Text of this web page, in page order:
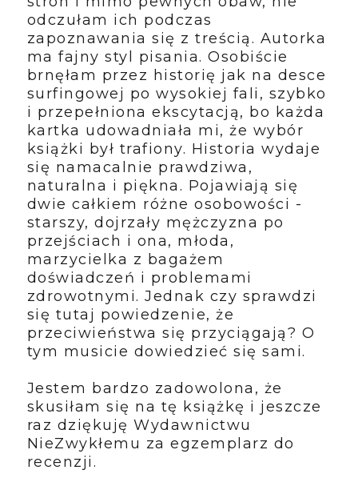
odczułam ich podczas
zapoznawania się z treścią. Autorka
ma fajny styl pisania. Osobiście
brnęłam przez historię jak na desce
surfingowej po wysokiej fali, szybko
i przepełniona ekscytacją, bo każda
kartka udowadniała mi, że wybór
książki był trafiony. Historia wydaje
się namacalnie prawdziwa,
naturalna i piękna. Pojawiają się
dwie całkiem różne osobowości -
starszy, dojrzały mężczyzna po
przejściach i ona, młoda,
marzycielka z bagażem
doświadczeń i problemami
zdrowotnymi. Jednak czy sprawdzi
się tutaj powiedzenie, że
przeciwieństwa się przyciągają? O
tym musicie dowiedzieć się sami.
Jestem bardzo zadowolona, że
skusiłam się na tę książkę i jeszcze
raz dziękuję Wydawnictwu
NieZwykłemu za egzemplarz do
recenzji.